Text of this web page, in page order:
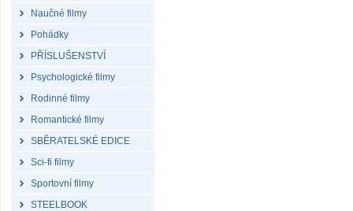
Naučné filmy
Pohádky
PŘÍSLUŠENSTVÍ
Psychologické filmy
Rodinné filmy
Romantické filmy
SBĚRATELSKÉ EDICE
Sci-fi filmy
Sportovní filmy
STEELBOOK